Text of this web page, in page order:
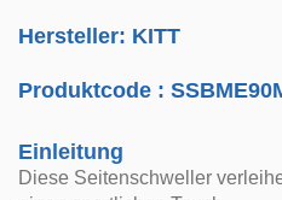
Hersteller: KITT
Produktcode :
Einleitung
Diese Seitenschweller